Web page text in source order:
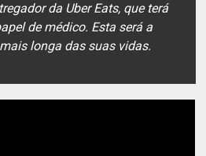
da Uber Eats, que terá
de médico. Esta será a
longa das suas vidas.